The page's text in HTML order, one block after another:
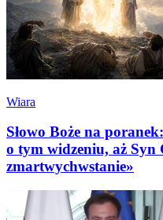
Wiara
Słowo Boże na
o tym widzeniu, aż Syn
zmartwychwstanie»